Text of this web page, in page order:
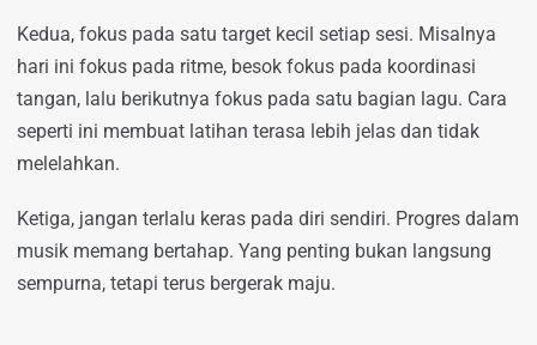
Kedua, fokus pada satu target kecil setiap sesi. Misalnya
hari ini fokus pada ritme, besok fokus pada koordinasi
tangan, lalu berikutnya fokus pada satu bagian lagu. Cara
seperti ini membuat latihan terasa lebih jelas dan tidak
melelahkan.
Ketiga, jangan terlalu keras pada diri sendiri. Progres dalam
musik memang bertahap. Yang penting bukan langsung
sempurna, tetapi terus bergerak maju.